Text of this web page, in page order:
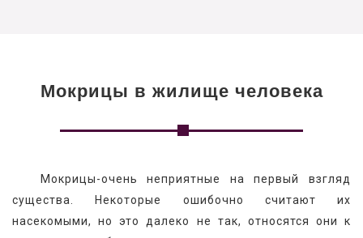
Мокрицы в жилище человека
Мокрицы-очень неприятные на первый взгляд
существа. Некоторые ошибочно считают их
насекомыми, но это далеко не так, относятся они к